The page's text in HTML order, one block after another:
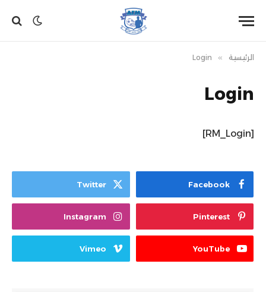
الرئيسية »
Login
Login
[RM_Login]
Facebook
Twitter
Pinterest
Instagram
YouTube
Vimeo